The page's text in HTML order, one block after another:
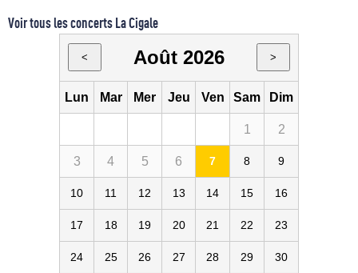
Voir tous les concerts La Cigale
< Août 2026 >
Lun Mar Mer Jeu Ven Sam Dim
1 2
3 4 5 6 7 8 9
10 11 12 13 14 15 16
17 18 19 20 21 22 23
24 25 26 27 28 29 30